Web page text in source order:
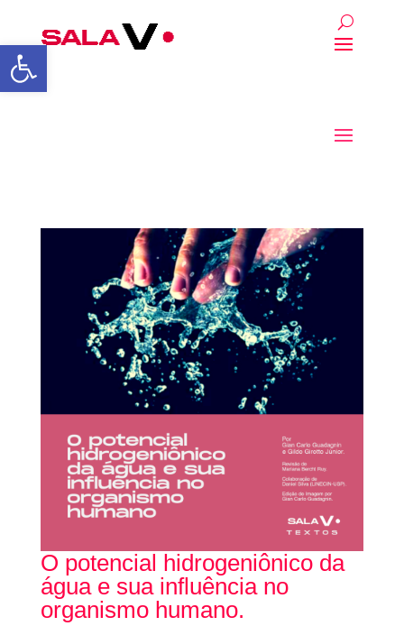
Abrir a barra de
O potencial hidrogeniônico da
água e sua influência no
organismo humano.